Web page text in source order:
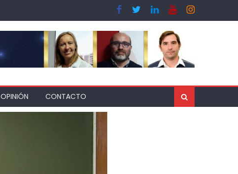
OPINIÓN CONTACTO